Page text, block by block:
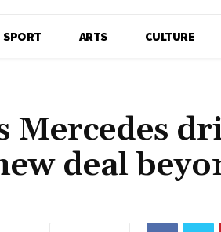
SPORT ARTS CULTURE
Mercedes
deal